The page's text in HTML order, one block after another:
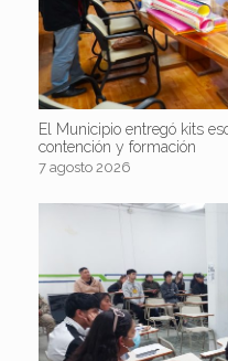
El Municipio entregó kits
contención y formación
7 agosto 2026